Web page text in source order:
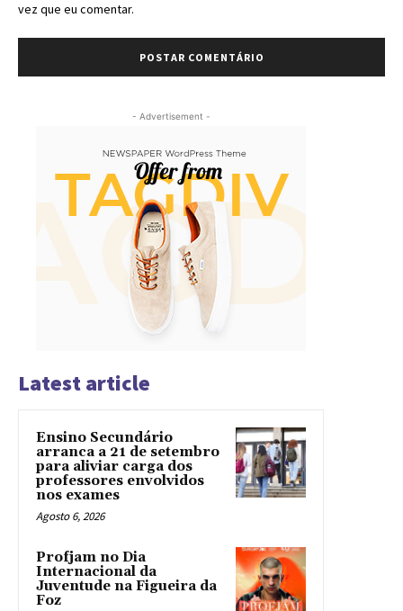
vez que eu comentar.
- Advertisement -
Latest article
Ensino Secundário
arranca a 21 de setembro
para aliviar carga dos
professores envolvidos
nos exames
Agosto 6, 2026
Profjam no Dia
Internacional da
Juventude na Figueira da
Foz